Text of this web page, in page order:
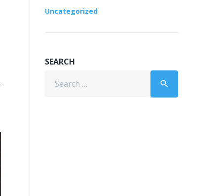
Uncategorized
SEARCH
for:
search